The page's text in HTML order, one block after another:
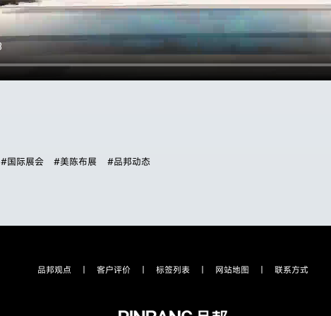
#国际展会 #美陈布展 #品邦动态
品邦观点 客户评价 标签列表 网站地图 联系方式